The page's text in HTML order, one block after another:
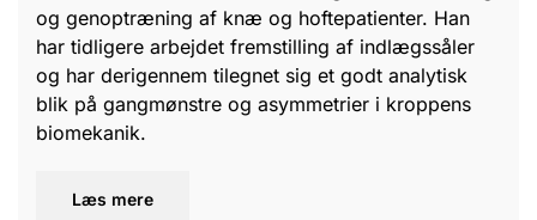
og genoptræning af knæ og hoftepatienter. Han
har tidligere arbejdet fremstilling af indlægssåler
og har derigennem tilegnet sig et godt analytisk
blik på gangmønstre og asymmetrier i kroppens
biomekanik.
Læs mere